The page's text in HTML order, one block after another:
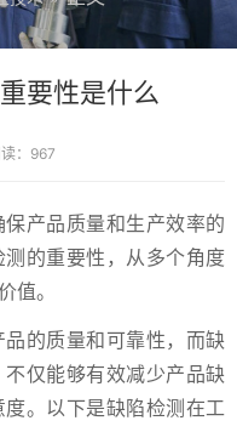
要性是什么
：967
产品质量和生产效率的
的重要性，从多个角度
值。
的质量和可靠性，而缺
仅能够有效减少产品缺
。以下是缺陷检测在工